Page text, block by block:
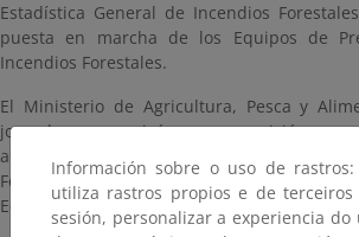
Estadística General de Incendios
puesta en marcha de los Equipos de
Incendios Forestales.
El Ministerio de Agricultura, Pesca y
jornada y organizó una exposición
aniversario de la creación de la Estadística
Forestales (EGIF) y los 20 años de la
Equipos de Prevención Integral de Incendios
Información sobre o uso de
utiliza rastros propios e de
sesión, personalizar a experiencia